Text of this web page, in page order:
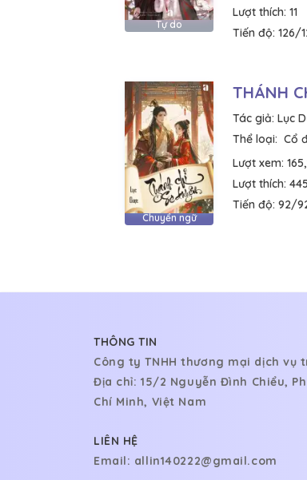
Tự do
Lượt thích: 11
Tiến độ: 126/
Chuyển ngữ
THÁNH
Tác giả: Lục
Thể loại: Cổ
Lượt xem:
Lượt thích: 445
Tiến độ: 92/
THÔNG TIN
Công ty TNHH thương mại dịch
Địa chỉ: 15/2 Nguyễn Đình Chiểu,
Chí Minh, Việt Nam
LIÊN HỆ
Email: allin140222@gmail.com